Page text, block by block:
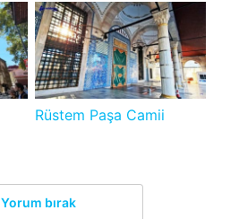
Rüstem Paşa Camii
Yorum bırak